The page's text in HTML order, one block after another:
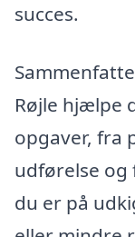
succes.
Røjle hjælpe
opgaver, fra
udførelse
du er på